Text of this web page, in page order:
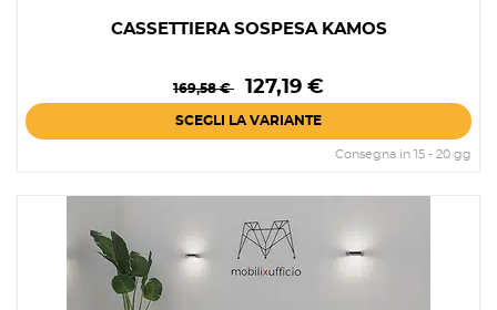
CASSETTIERA SOSPESA KAMOS
Prezzo
Prezzo
base
169,58 € 127,19 €
SCEGLI LA VARIANTE
Consegna in 15 - 20 gg